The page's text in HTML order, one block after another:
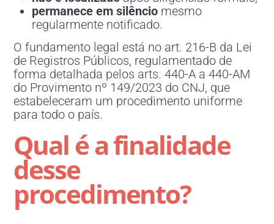
permanece em silêncio mesmo
regularmente notificado.
O fundamento legal está no art. 216-B da Lei
de Registros Públicos, regulamentado de
forma detalhada pelos arts. 440-A a 440-AM
do Provimento nº 149/2023 do CNJ, que
estabeleceram um procedimento uniforme
para todo o país.
Qual é a finalidade
desse
procedimento?